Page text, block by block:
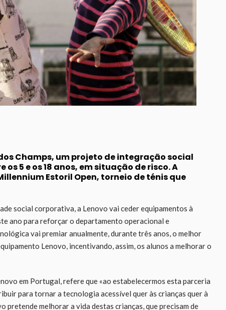
Champs, um projeto de integração social
5 e os 18 anos, em situação de risco. A
Estoril Open, torneio de ténis que
social corporativa, a Lenovo vai ceder equipamentos à
ano para reforçar o departamento operacional e
vai premiar anualmente, durante três anos, o melhor
Lenovo, incentivando, assim, os alunos a melhorar o
em Portugal, refere que «ao estabelecermos esta parceria
para tornar a tecnologia acessível quer às crianças quer à
melhorar a vida destas crianças, que precisam de